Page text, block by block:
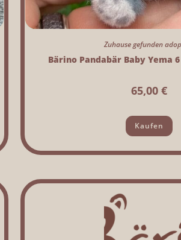
Zuhause gefunden
Bärino Pandabär Baby Yema
65,00 €
Kaufen